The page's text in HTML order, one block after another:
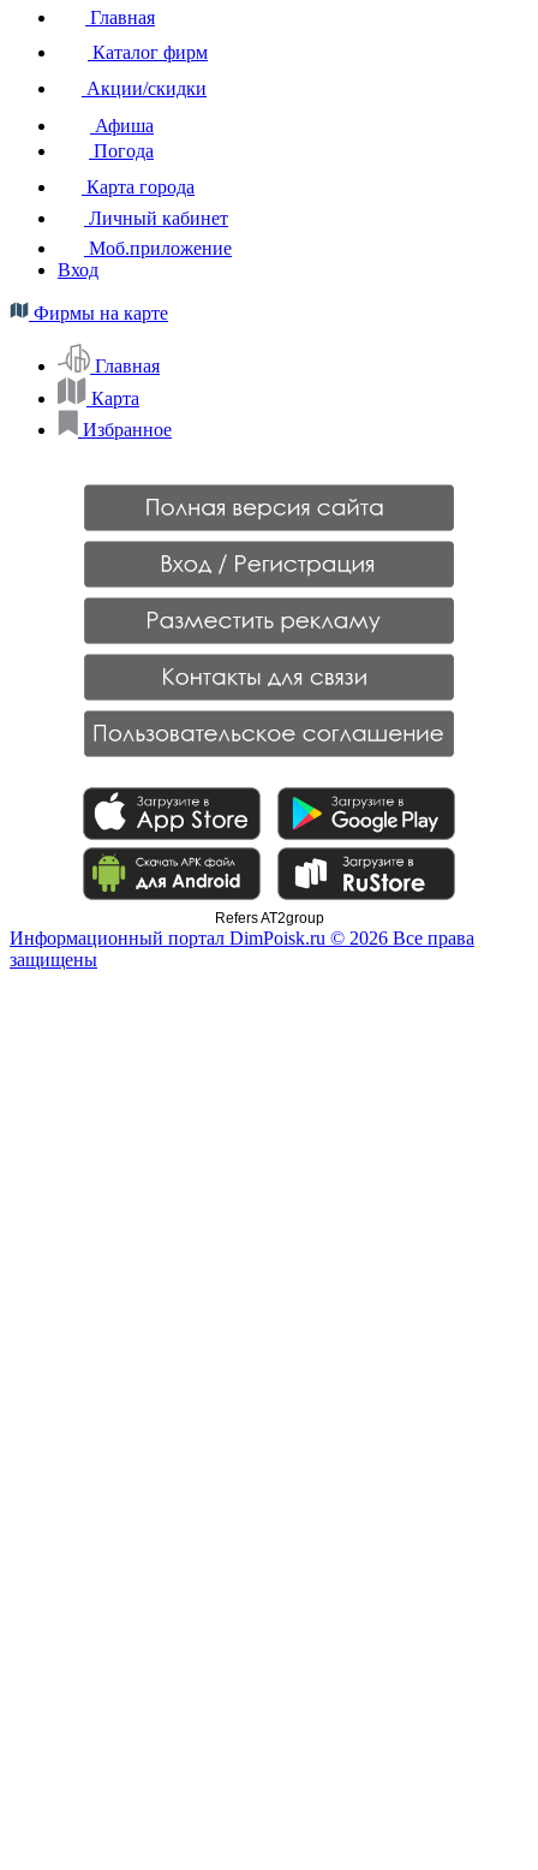
Главная
Каталог фирм
Акции/скидки
Афиша
Погода
Карта города
Личный кабинет
Моб.приложение
Вход
Фирмы на карте
Главная
Карта
Избранное
Refers AT2group
Информационный портал DimPoisk.ru © 2026 Все права
защищены